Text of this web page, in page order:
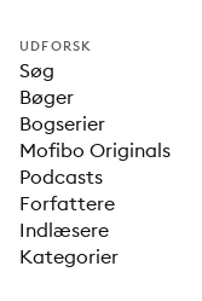
UDFORSK
Søg
Bøger
Bogserier
Mofibo Originals
Podcasts
Forfattere
Indlæsere
Kategorier